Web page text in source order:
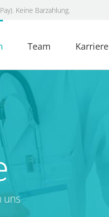
Karriere
Team
uns
Keine Barzahlung.